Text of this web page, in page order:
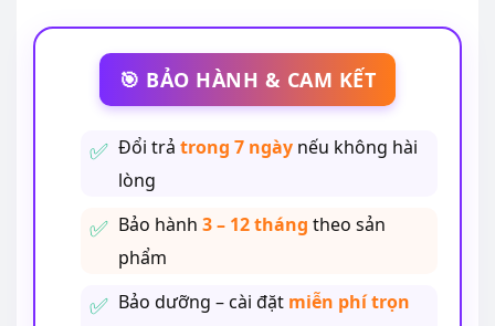
🎯 BẢO HÀNH & CAM KẾT
Đổi trả trong 7 ngàynếu không hài
lòng
Bảo hành 3 – 12 tháng theo sản
phẩm
Bảo dưỡng – cài đặt miễn phí trọn